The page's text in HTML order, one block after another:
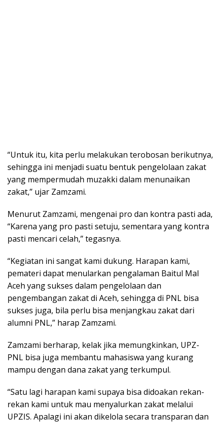
“Untuk itu, kita perlu melakukan terobosan berikutnya,
sehingga ini menjadi suatu bentuk pengelolaan zakat
yang mempermudah muzakki dalam menunaikan
zakat,” ujar Zamzami.
Menurut Zamzami, mengenai pro dan kontra pasti ada,
“Karena yang pro pasti setuju, sementara yang kontra
pasti mencari celah,” tegasnya.
“Kegiatan ini sangat kami dukung. Harapan kami,
pemateri dapat menularkan pengalaman Baitul Mal
Aceh yang sukses dalam pengelolaan dan
pengembangan zakat di Aceh, sehingga di PNL bisa
sukses juga, bila perlu bisa menjangkau zakat dari
alumni PNL,” harap Zamzami.
Zamzami berharap, kelak jika memungkinkan, UPZ-
PNL bisa juga membantu mahasiswa yang kurang
mampu dengan dana zakat yang terkumpul.
“Satu lagi harapan kami supaya bisa didoakan rekan-
rekan kami untuk mau menyalurkan zakat melalui
UPZIS. Apalagi ini akan dikelola secara transparan dan